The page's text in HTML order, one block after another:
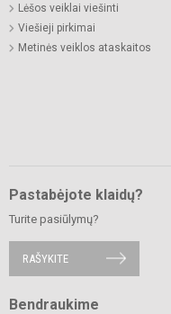
Lėšos veiklai viešinti
Viešieji pirkimai
Metinės veiklos ataskaitos
Pastabėjote klaidų?
Turite pasiūlymų?
RAŠYKITE
Bendraukime